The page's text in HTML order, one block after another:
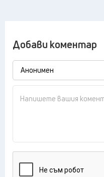
Добави коментар